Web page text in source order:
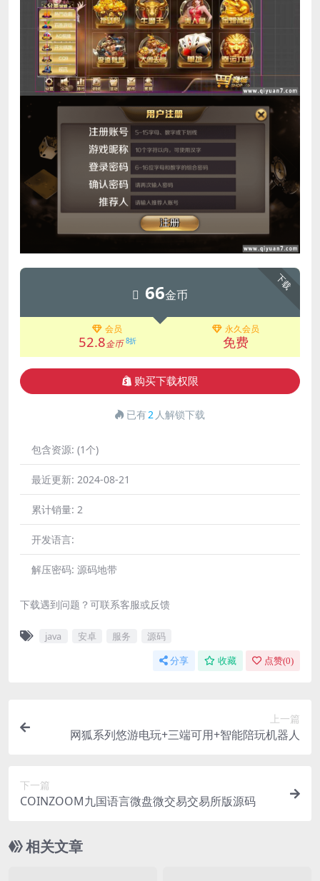
下载
66金币
会员
52.8金币 8折
永久会员
免费
购买下载权限
已有2 人解锁下载
包含资源: (1个)
最近更新: 2024-08-21
累计销量: 2
开发语言:
解压密码: 源码地带
下载遇到问题？可联系客服或反馈
java 安卓 服务 源码
分享 收藏 点赞(0)
上一篇
网狐系列悠游电玩+三端可用+智能陪玩机器人
下一篇
COINZOOM九国语言微盘微交易交易所版源码
相关文章